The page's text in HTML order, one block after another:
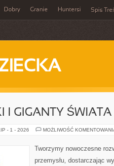
Dobry Granie Huntersi Spis
I GIGANTY ŚWIATA
- 1 - 2026 MOŻLIWOŚĆ
Tworzymy nowoczesne
przemysłu, dostarczając